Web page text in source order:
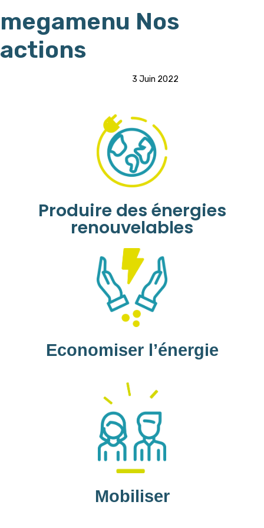
IN:
megamenu Nos
actions
on:
3 Juin 2022
Produire des énergies
renouvelables
Economiser l’énergie
Mobiliser